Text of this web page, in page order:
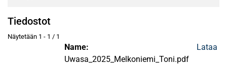
Tiedostot
Näytetään 1 - 1 / 1
Name:
Uwasa_2025_Melkoniemi_Toni.pdf
Lataa